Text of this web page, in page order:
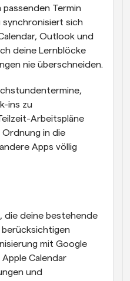
passenden Termin
synchronisiert sich
Outlook und
deine Lernblöcke
nie überschneiden.
ins zu
Arbeitspläne
Ordnung in die
Apps völlig
die deine bestehende
mit Google
Calendar
und